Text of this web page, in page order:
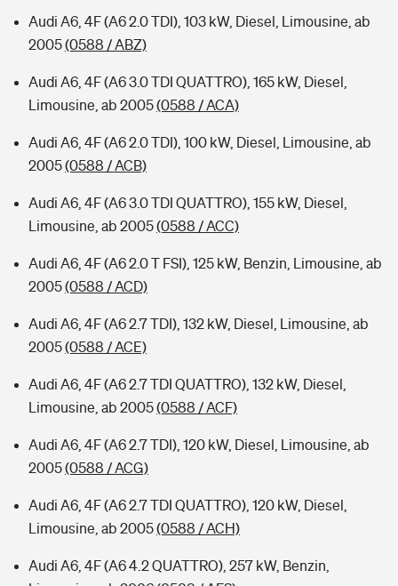
Audi A6, 4F (A6 2.0 TDI), 103 kW, Diesel, Limousine, ab
2005(0588 / ABZ)
Audi A6, 4F (A6 3.0 TDI QUATTRO), 165 kW, Diesel,
Limousine, ab 2005(0588 / ACA)
Audi A6, 4F (A6 2.0 TDI), 100 kW, Diesel, Limousine, ab
2005(0588 / ACB)
Audi A6, 4F (A6 3.0 TDI QUATTRO), 155 kW, Diesel,
Limousine, ab 2005(0588 / ACC)
Audi A6, 4F (A6 2.0 T FSI), 125 kW, Benzin, Limousine, ab
2005(0588 / ACD)
Audi A6, 4F (A6 2.7 TDI), 132 kW, Diesel, Limousine, ab
2005(0588 / ACE)
Audi A6, 4F (A6 2.7 TDI QUATTRO), 132 kW, Diesel,
Limousine, ab 2005(0588 / ACF)
Audi A6, 4F (A6 2.7 TDI), 120 kW, Diesel, Limousine, ab
2005(0588 / ACG)
Audi A6, 4F (A6 2.7 TDI QUATTRO), 120 kW, Diesel,
Limousine, ab 2005(0588 / ACH)
Audi A6, 4F (A6 4.2 QUATTRO), 257 kW, Benzin,